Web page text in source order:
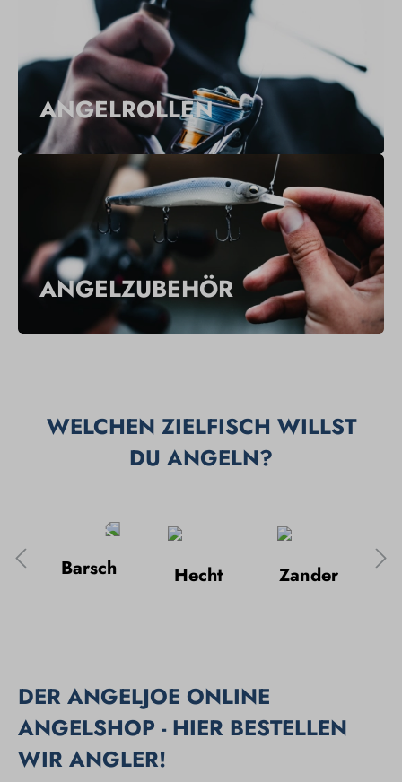
ANGELROLLEN
ANGELZUBEHÖR
WELCHEN ZIELFISCH WILLST
DU ANGELN?
Barsch Hecht Zander
DER ANGELJOE ONLINE
ANGELSHOP - HIER BESTELLEN
WIR ANGLER!